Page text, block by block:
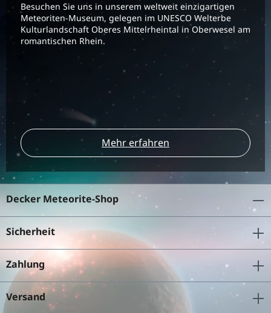
Besuchen Sie uns in unserem weltweit einzigartigen
Meteoriten-Museum, gelegen im UNESCO Welterbe
Kulturlandschaft Oberes Mittelrheintal in Oberwesel am
romantischen Rhein.
Mehr erfahren
Decker Meteorite-Shop
Sicherheit
Zahlung
Versand